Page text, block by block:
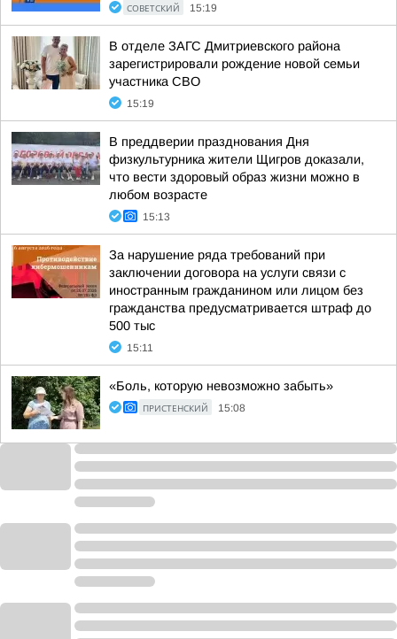
СОВЕТСКИЙ 15:19
В отделе ЗАГС Дмитриевского района
зарегистрировали рождение новой семьи
участника СВО
15:19
В преддверии празднования Дня
физкультурника жители Щигров доказали,
что вести здоровый образ жизни можно в
любом возрасте
15:13
За нарушение ряда требований при
заключении договора на услуги связи с
иностранным гражданином или лицом без
гражданства предусматривается штраф до
500 тыс
15:11
«Боль, которую невозможно забыть»
ПРИСТЕНСКИЙ 15:08